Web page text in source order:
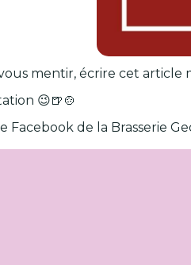
mentir, écrire cet article
😉🍺🍲
Facebook de la Brasserie